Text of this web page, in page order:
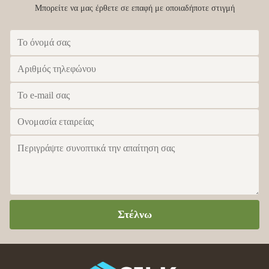
Μπορείτε να μας έρθετε σε επαφή με οποιαδήποτε στιγμή
Στέλνω